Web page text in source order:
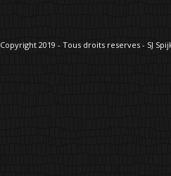
Copyright 2019 - Tous droits reserves - SJ